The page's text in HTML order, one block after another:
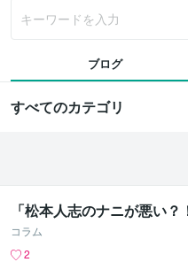
ブログ
すべてのカテゴリ
「松本人志のナニが悪い？
コラム
2